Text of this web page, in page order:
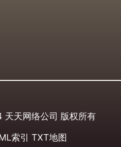
天天网络公司 版权所有
索引 TXT地图